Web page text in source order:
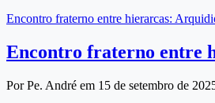
Encontro fraterno entre hierarcas:
Encontro fraterno entre
Por Pe. André em 15 de setembro de